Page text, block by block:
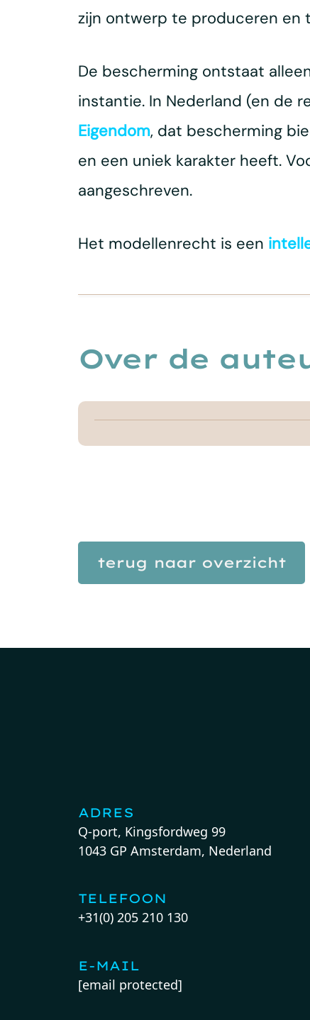
zijn ontwerp te produceren en
De bescherming ontstaat
instantie. In Nederland (en de
Eigendom, dat bescherming
en een uniek karakter heeft.
aangeschreven.
Het modellenrecht is een
Over de
terug naar overzicht
ADRES
Q-port, Kingsfordweg 99
1043 GP Amsterdam, Nederland
TELEFOON
+31(0) 205 210 130
E-MAIL
[email protected]